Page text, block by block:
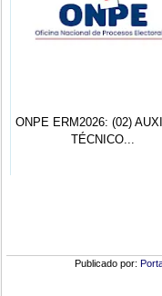
ONPE ERM2026: (02)
TÉCNICO...
Publicado por: